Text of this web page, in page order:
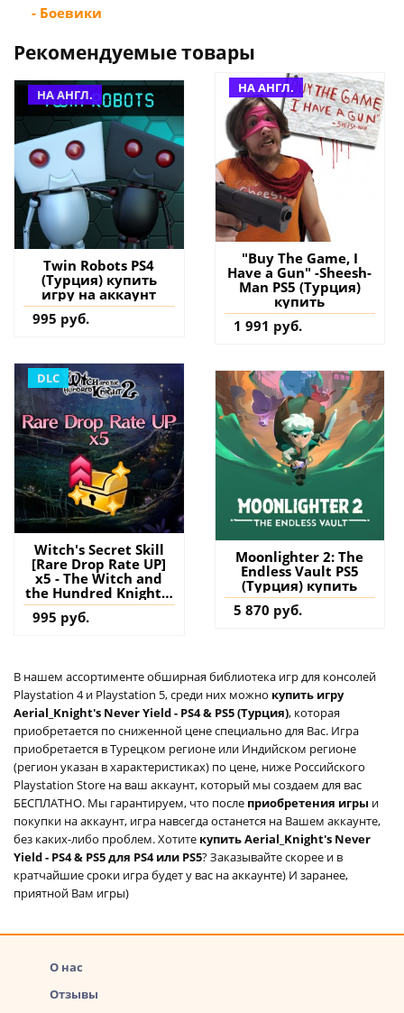
- Боевики
Рекомендуемые товары
НА АНГЛ.
Twin Robots PS4
(Турция) купить
игру на аккаунт
995 руб.
НА АНГЛ.
"Buy The Game, I
Have a Gun" -Sheesh-
Man PS5 (Турция)
купить
1 991 руб.
DLC
Witch's Secret Skill
[Rare Drop Rate UP]
x5 - The Witch and
the Hundred Knight 2
PS4 (Турция) купить
дополнение на
995 руб.
Moonlighter 2: The
Endless Vault PS5
(Турция) купить
5 870 руб.
В нашем ассортименте обширная библиотека игр для консолей
Playstation 4 и Playstation 5, среди них можно купить игру
Aerial_Knight's Never Yield - PS4 & PS5 (Турция), которая
приобретается по сниженной цене специально для Вас. Игра
приобретается в Турецком регионе или Индийском регионе
(регион указан в характеристиках) по цене, ниже Российского
Playstation Store на ваш аккаунт, который мы создаем для вас
БЕСПЛАТНО. Мы гарантируем, что после приобретения игры и
покупки на аккаунт, игра навсегда останется на Вашем аккаунте,
без каких-либо проблем. Хотите купить Aerial_Knight's Never
Yield - PS4 & PS5 для PS4 или PS5? Заказывайте скорее и в
кратчайшие сроки игра будет у вас на аккаунте) И заранее,
приятной Вам игры)
О нас
Отзывы